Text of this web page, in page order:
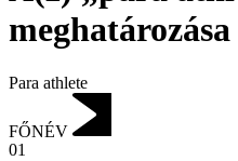
Para athlete
FŐNÉV
01